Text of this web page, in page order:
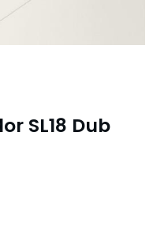
SL18 Dub